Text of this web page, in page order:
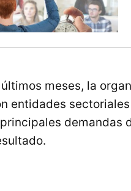
meses, la
entidades
demandas